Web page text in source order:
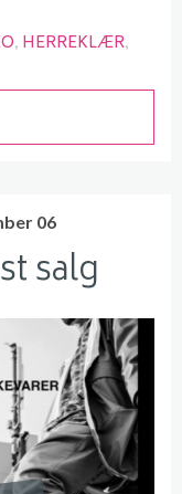
HERREKLÆR
06
salg